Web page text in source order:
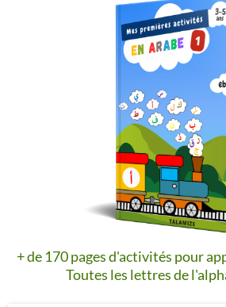
+ de 170 pages d'activités pour
Toutes les lettres de